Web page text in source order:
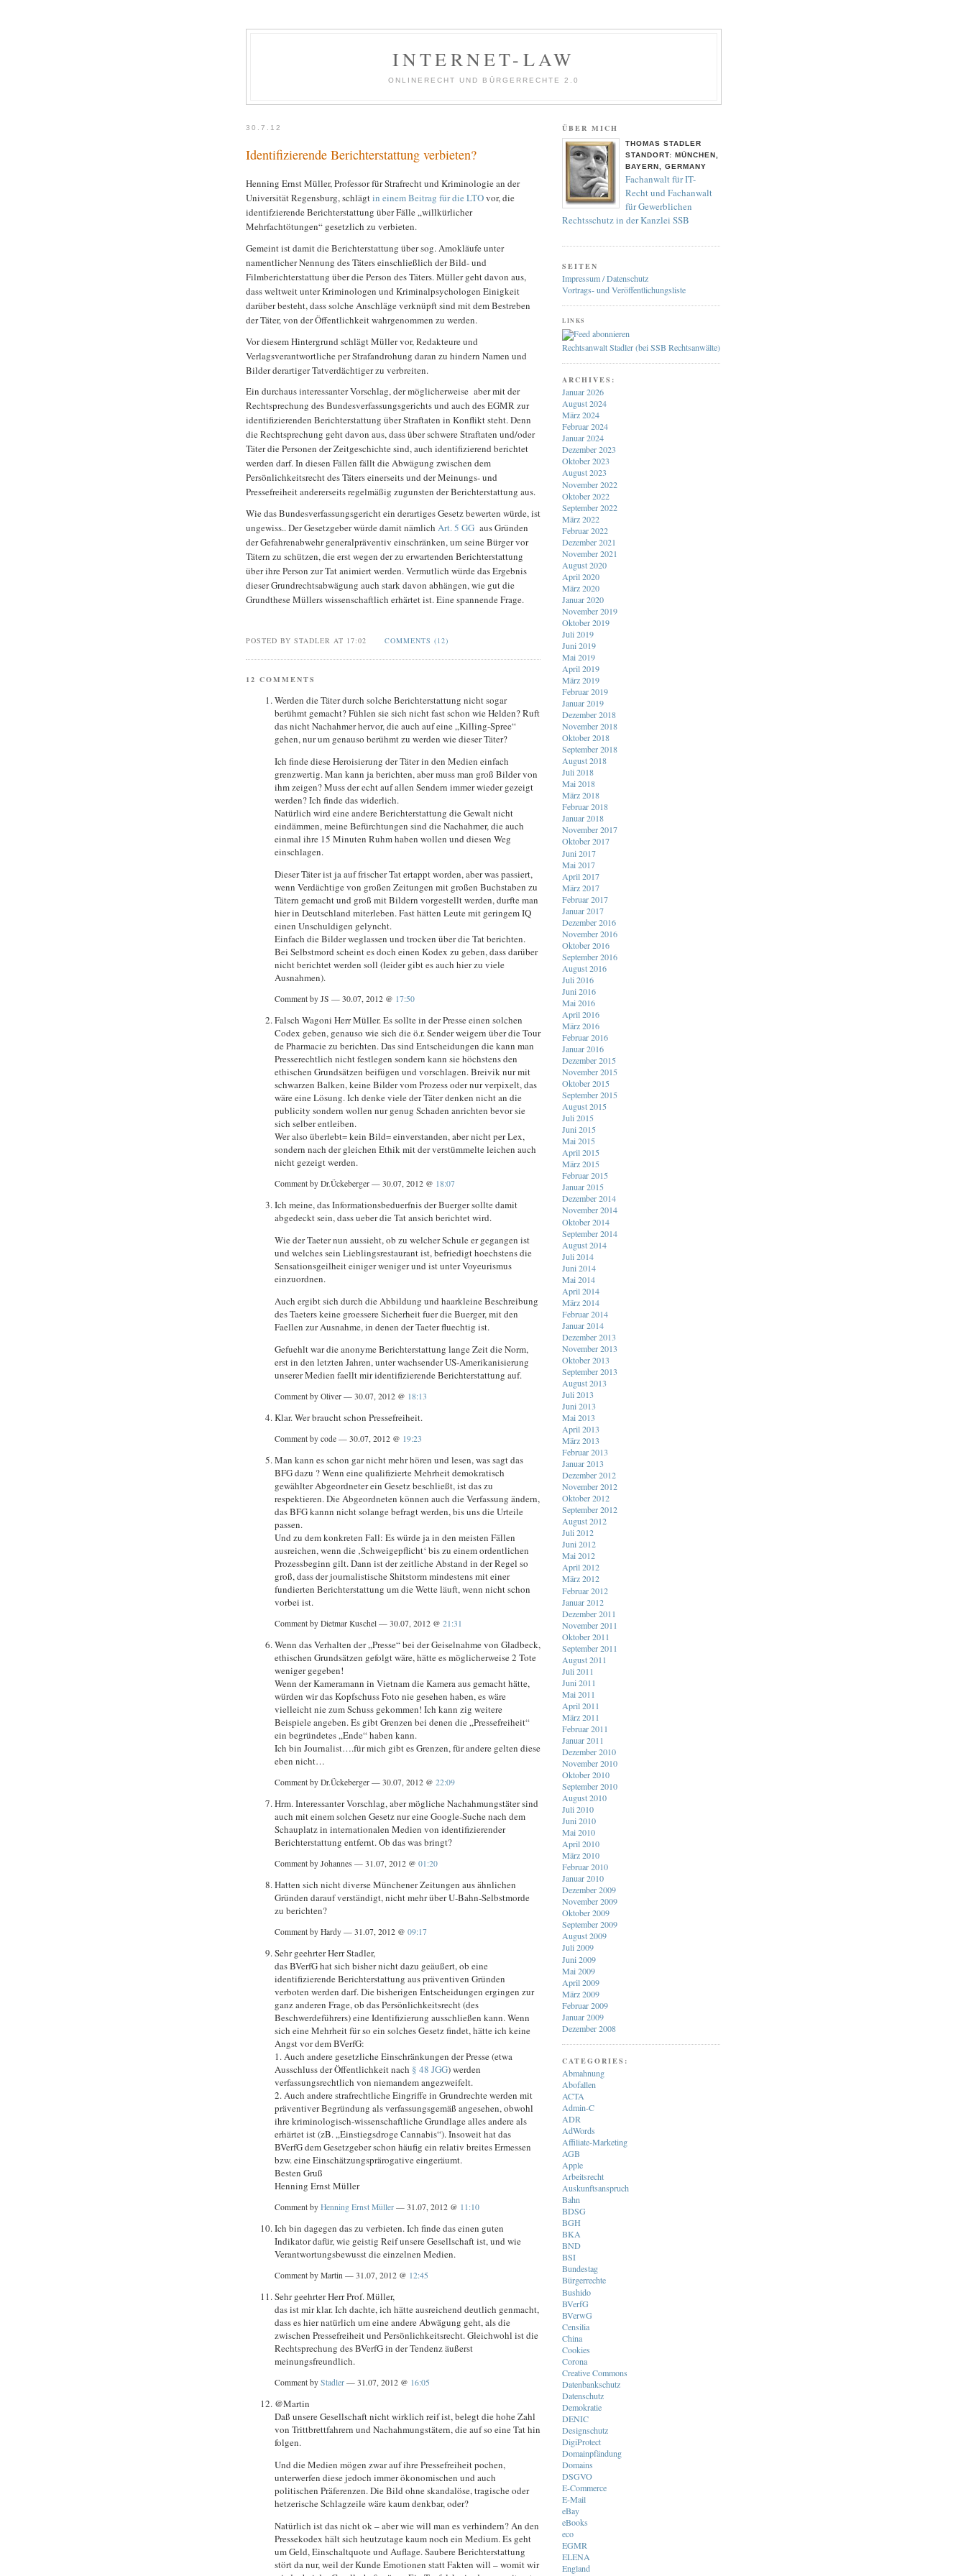
INTERNET-LAW
ONLINERECHT UND BÜRGERRECHTE 2.0
30.7.12
Identifizierende Berichterstattung verbieten?
Henning Ernst Müller, Professor für Strafrecht und Kriminologie an der
Universität Regensburg, schlägtin einem Beitrag für die LTOvor, die
identifzierende Berichterstattung über Fälle „willkürlicher
Mehrfachtötungen“ gesetzlich zu verbieten.
Gemeint ist damit die Berichterstattung über sog. Amokläufe unter
namentlicher Nennung des Täters einschließlich der Bild- und
Filmberichterstattung über die Person des Täters. Müller geht davon aus,
dass weltweit unter Kriminologen und Kriminalpsychologen Einigkeit
darüber besteht, dass solche Anschläge verknüpft sind mit dem Bestreben
der Täter, von der Öffentlichkeit wahrgenommen zu werden.
Vor diesem Hintergrund schlägt Müller vor, Redakteure und
Verlagsverantwortliche per Strafandrohung daran zu hindern Namen und
Bilder derartiger Tatverdächtiger zu verbreiten.
Ein durchaus interessanter Vorschlag, der möglicherweise aber mit der
Rechtsprechung des Bundesverfassungsgerichts und auch des EGMR zur
identifizierenden Berichterstattung über Straftaten in Konflikt steht. Denn
die Rechtsprechung geht davon aus, dass über schwere Straftaten und/oder
Täter die Personen der Zeitgeschichte sind, auch identifizierend berichtet
werden darf. In diesen Fällen fällt die Abwägung zwischen dem
Persönlichkeitsrecht des Täters einerseits und der Meinungs- und
Pressefreiheit andererseits regelmäßig zugunsten der Berichterstattung aus.
Wie das Bundesverfassungsgericht ein derartiges Gesetz bewerten würde, ist
ungewiss.. Der Gesetzgeber würde damit nämlich Art. 5 GG aus Gründen
der Gefahrenabwehr generalpräventiv einschränken, um seine Bürger vor
Tätern zu schützen, die erst wegen der zu erwartenden Berichterstattung
über ihre Person zur Tat animiert werden. Vermutlich würde das Ergebnis
dieser Grundrechtsabwägung auch stark davon abhängen, wie gut die
Grundthese Müllers wissenschaftlich erhärtet ist. Eine spannende Frage.
POSTED BY STADLER AT 17:02 COMMENTS (12)
12 COMMENTS
Werden die Täter durch solche Berichterstattung nicht sogar
berühmt gemacht? Fühlen sie sich nicht fast schon wie Helden? Ruft
das nicht Nachahmer hervor, die auch auf eine „Killing-Spree“
gehen, nur um genauso berühmt zu werden wie dieser Täter?
Ich finde diese Heroisierung der Täter in den Medien einfach
grenzwertig. Man kann ja berichten, aber muss man groß Bilder von
ihm zeigen? Muss der echt auf allen Sendern immer wieder gezeigt
werden? Ich finde das widerlich.
Natürlich wird eine andere Berichterstattung die Gewalt nicht
eindämmen, meine Befürchtungen sind die Nachahmer, die auch
einmal ihre 15 Minuten Ruhm haben wollen und diesen Weg
einschlagen.
Dieser Täter ist ja auf frischer Tat ertappt worden, aber was passiert,
wenn Verdächtige von großen Zeitungen mit großen Buchstaben zu
Tätern gemacht und groß mit Bildern vorgestellt werden, durfte man
hier in Deutschland miterleben. Fast hätten Leute mit geringem IQ
einen Unschuldigen gelyncht.
Einfach die Bilder weglassen und trocken über die Tat berichten.
Bei Selbstmord scheint es doch einen Kodex zu geben, dass darüber
nicht berichtet werden soll (leider gibt es auch hier zu viele
Ausnahmen).
Comment by JS — 30.07, 2012 @ 17:50
Falsch Wagoni Herr Müller. Es sollte in der Presse einen solchen
Codex geben, genauso wie sich die ö.r. Sender weigern über die Tour
de Pharmacie zu berichten. Das sind Entscheidungen die kann man
Presserechtlich nicht festlegen sondern kann sie höchstens den
ethischen Grundsätzen beifügen und vorschlagen. Breivik nur mit
schwarzen Balken, keine Bilder vom Prozess oder nur verpixelt, das
wäre eine Lösung. Ich denke viele der Täter denken nicht an die
publicity sondern wollen nur genug Schaden anrichten bevor sie
sich selber entleiben.
Wer also überlebt= kein Bild= einverstanden, aber nicht per Lex,
sondern nach der gleichen Ethik mit der verstümmelte leichen auch
nicht gezeigt werden.
Comment by Dr.Ückeberger — 30.07, 2012 @ 18:07
Ich meine, das Informationsbeduerfnis der Buerger sollte damit
abgedeckt sein, dass ueber die Tat ansich berichtet wird.
Wie der Taeter nun aussieht, ob zu welcher Schule er gegangen ist
und welches sein Lieblingsrestaurant ist, befriedigt hoechstens die
Sensationsgeilheit einiger weniger und ist unter Voyeurismus
einzuordnen.
Auch ergibt sich durch die Abbildung und haarkleine Beschreibung
des Taeters keine groessere Sicherheit fuer die Buerger, mit den
Faellen zur Ausnahme, in denen der Taeter fluechtig ist.
Gefuehlt war die anonyme Berichterstattung lange Zeit die Norm,
erst in den letzten Jahren, unter wachsender US-Amerikanisierung
unserer Medien faellt mir identifizierende Berichterstattung auf.
Comment by Oliver — 30.07, 2012 @ 18:13
Klar. Wer braucht schon Pressefreiheit.
Comment by code — 30.07, 2012 @ 19:23
Man kann es schon gar nicht mehr hören und lesen, was sagt das
BFG dazu ? Wenn eine qualifizierte Mehrheit demokratisch
gewählter Abgeordneter ein Gesetz beschließt, ist das zu
respektieren. Die Abgeordneten können auch die Verfassung ändern,
das BFG kannn nicht solange befragt werden, bis uns die Urteile
passen.
Und zu dem konkreten Fall: Es würde ja in den meisten Fällen
ausreichen, wenn die ‚Schweigepflicht‘ bis zu einem ordentlichen
Prozessbeginn gilt. Dann ist der zeitliche Abstand in der Regel so
groß, dass der journalistische Shitstorm mindestens mit einer
fundierten Berichterstattung um die Wette läuft, wenn nicht schon
vorbei ist.
Comment by Dietmar Kuschel — 30.07, 2012 @ 21:31
Wenn das Verhalten der „Presse“ bei der Geiselnahme von Gladbeck,
ethischen Grundsätzen gefolgt wäre, hätte es möglicherweise 2 Tote
weniger gegeben!
Wenn der Kameramann in Vietnam die Kamera aus gemacht hätte,
würden wir das Kopfschuss Foto nie gesehen haben, es wäre
vielleicht nie zum Schuss gekommen! Ich kann zig weitere
Beispiele angeben. Es gibt Grenzen bei denen die „Pressefreiheit“
ein begründetes „Ende“ haben kann.
Ich bin Journalist….für mich gibt es Grenzen, für andere gelten diese
eben nicht…
Comment by Dr.Ückeberger — 30.07, 2012 @ 22:09
Hrm. Interessanter Vorschlag, aber mögliche Nachahmungstäter sind
auch mit einem solchen Gesetz nur eine Google-Suche nach dem
Schauplatz in internationalen Medien von identifizierender
Berichterstattung entfernt. Ob das was bringt?
Comment by Johannes — 31.07, 2012 @ 01:20
Hatten sich nicht diverse Münchener Zeitungen aus ähnlichen
Gründen darauf verständigt, nicht mehr über U-Bahn-Selbstmorde
zu berichten?
Comment by Hardy — 31.07, 2012 @ 09:17
Sehr geehrter Herr Stadler,
das BVerfG hat sich bisher nicht dazu geäußert, ob eine
identifizierende Berichterstattung aus präventiven Gründen
verboten werden darf. Die bisherigen Entscheidungen ergingen zur
ganz anderen Frage, ob das Persönlichkeitsrecht (des
Beschwerdeführers) eine Identifizierung ausschließen kann. Wenn
sich eine Mehrheit für so ein solches Gesetz findet, hätte ich keine
Angst vor dem BVerfG:
1. Auch andere gesetzliche Einschränkungen der Presse (etwa
Ausschluss der Öffentlichkeit nach § 48 JGG) werden
verfassungsrechtlich von niemandem angezweifelt.
2. Auch andere strafrechtliche Eingriffe in Grundrechte werden mit
präventiver Begründung als verfassungsgemäß angesehen, obwohl
ihre kriminologisch-wissenschaftliche Grundlage alles andere als
erhärtet ist (zB. „Einstiegsdroge Cannabis“). Insoweit hat das
BVerfG dem Gesetzgeber schon häufig ein relativ breites Ermessen
bzw. eine Einschätzungsprärogative eingeräumt.
Besten Gruß
Henning Ernst Müller
Comment by Henning Ernst Müller — 31.07, 2012 @ 11:10
Ich bin dagegen das zu verbieten. Ich finde das einen guten
Indikator dafür, wie geistig Reif unsere Gesellschaft ist, und wie
Verantwortungsbewusst die einzelnen Medien.
Comment by Martin — 31.07, 2012 @ 12:45
Sehr geehrter Herr Prof. Müller,
das ist mir klar. Ich dachte, ich hätte ausreichend deutlich genmacht,
dass es hier natürlich um eine andere Abwägung geht, als die
zwischen Pressefreiheit und Persönlichkeitsrecht. Gleichwohl ist die
Rechtsprechung des BVerfG in der Tendenz äußerst
meinungsfreundlich.
Comment by Stadler — 31.07, 2012 @ 16:05
@Martin
Daß unsere Gesellschaft nicht wirklich reif ist, belegt die hohe Zahl
von Trittbrettfahrern und Nachahmungstätern, die auf so eine Tat hin
folgen.
Und die Medien mögen zwar auf ihre Pressefreiheit pochen,
unterwerfen diese jedoch immer ökonomischen und auch
politischen Präferenzen. Die Bild ohne skandalöse, tragische oder
hetzerische Schlagzeile wäre kaum denkbar, oder?
Natürlich ist das nicht ok – aber wie will man es verhindern? An den
Pressekodex hält sich heutzutage kaum noch ein Medium. Es geht
um Geld, Einschaltquote und Auflage. Saubere Berichterstattung
stört da nur, weil der Kunde Emotionen statt Fakten will – womit wir
ÜBER MICH
THOMAS STADLER
STANDORT: MÜNCHEN,
BAYERN, GERMANY
Fachanwalt für IT-
Recht und Fachanwalt
für Gewerblichen
Rechtsschutz in der Kanzlei SSB
SEITEN
Impressum / Datenschutz
Vortrags- und Veröffentlichungsliste
LINKS
Rechtsanwalt Stadler (bei SSB Rechtsanwälte)
ARCHIVES:
Januar 2026
August 2024
März 2024
Februar 2024
Januar 2024
Dezember 2023
Oktober 2023
August 2023
November 2022
Oktober 2022
September 2022
März 2022
Februar 2022
Dezember 2021
November 2021
August 2020
April 2020
März 2020
Januar 2020
November 2019
Oktober 2019
Juli 2019
Juni 2019
Mai 2019
April 2019
März 2019
Februar 2019
Januar 2019
Dezember 2018
November 2018
Oktober 2018
September 2018
August 2018
Juli 2018
Mai 2018
März 2018
Februar 2018
Januar 2018
November 2017
Oktober 2017
Juni 2017
Mai 2017
April 2017
März 2017
Februar 2017
Januar 2017
Dezember 2016
November 2016
Oktober 2016
September 2016
August 2016
Juli 2016
Juni 2016
Mai 2016
April 2016
März 2016
Februar 2016
Januar 2016
Dezember 2015
November 2015
Oktober 2015
September 2015
August 2015
Juli 2015
Juni 2015
Mai 2015
April 2015
März 2015
Februar 2015
Januar 2015
Dezember 2014
November 2014
Oktober 2014
September 2014
August 2014
Juli 2014
Juni 2014
Mai 2014
April 2014
März 2014
Februar 2014
Januar 2014
Dezember 2013
November 2013
Oktober 2013
September 2013
August 2013
Juli 2013
Juni 2013
Mai 2013
April 2013
März 2013
Februar 2013
Januar 2013
Dezember 2012
November 2012
Oktober 2012
September 2012
August 2012
Juli 2012
Juni 2012
Mai 2012
April 2012
März 2012
Februar 2012
Januar 2012
Dezember 2011
November 2011
Oktober 2011
September 2011
August 2011
Juli 2011
Juni 2011
Mai 2011
April 2011
März 2011
Februar 2011
Januar 2011
Dezember 2010
November 2010
Oktober 2010
September 2010
August 2010
Juli 2010
Juni 2010
Mai 2010
April 2010
März 2010
Februar 2010
Januar 2010
Dezember 2009
November 2009
Oktober 2009
September 2009
August 2009
Juli 2009
Juni 2009
Mai 2009
April 2009
März 2009
Februar 2009
Januar 2009
Dezember 2008
CATEGORIES:
Abmahnung
Abofallen
ACTA
Admin-C
ADR
AdWords
Affiliate-Marketing
AGB
Apple
Arbeitsrecht
Auskunftsanspruch
Bahn
BDSG
BGH
BKA
BND
BSI
Bundestag
Bürgerrechte
Bushido
BVerfG
BVerwG
Censilia
China
Cookies
Corona
Creative Commons
Datenbankschutz
Datenschutz
Demokratie
DENIC
Designschutz
DigiProtect
Domainpfändung
Domains
DSGVO
E-Commerce
E-Mail
eBay
eBooks
eco
EGMR
ELENA
England